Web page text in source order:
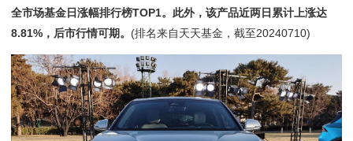
全市场基金日涨幅排行榜TOP1。此外，该产品近两日累计上涨达
8.81%，后市行情可期。 (排名来自天天基金，截至20240710)